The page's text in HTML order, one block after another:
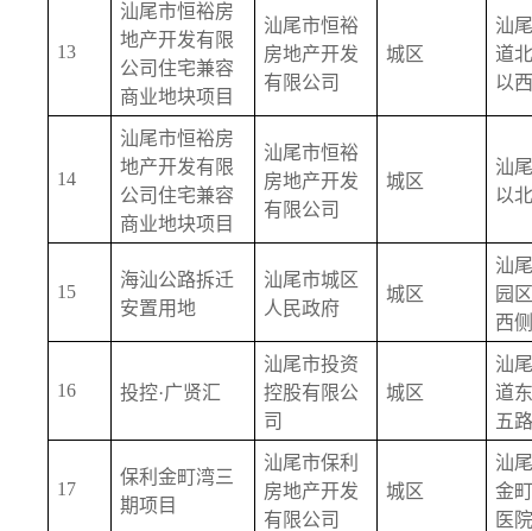
13
汕尾市恒裕房
地产开发有限
公司住宅兼容
商业地块项目
汕尾市恒裕
房地产开发
有限公司
城区
汕
道
以西
14
汕尾市恒裕房
地产开发有限
公司住宅兼容
商业地块项目
汕尾市恒裕
房地产开发
有限公司
城区
汕
以北
15
海汕公路拆迁
安置用地
汕尾市城区
人民政府
城区
汕
园
西侧
16 投控·广贤汇
汕尾市投资
控股有限公
司
城区
汕
道
五
17
保利金町湾三
期项目
汕尾市保利
房地产开发
有限公司
城区
汕
金
医